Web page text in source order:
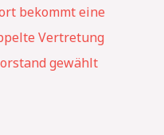
bekommt eine
Vertretung
gewählt